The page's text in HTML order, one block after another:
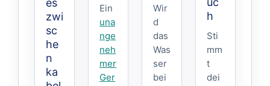
es
zwi
sc
he
n
ka
Ein
una
nge
neh
mer
Ger
Wir
d
das
Was
ser
bei
h
Sti
mm
t
dei